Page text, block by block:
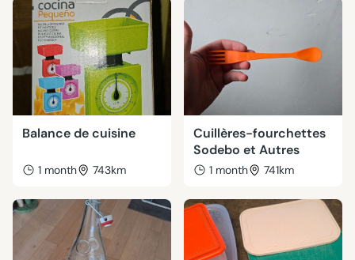
Balance de cuisine
1 month 743km
Cuillères-fourchettes
Sodebo et Autres
1 month 741km